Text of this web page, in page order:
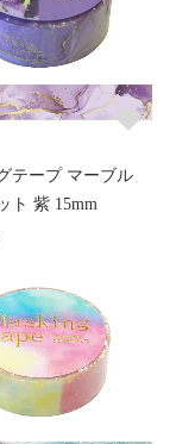
テープ マーブル
ト 紫 15mm